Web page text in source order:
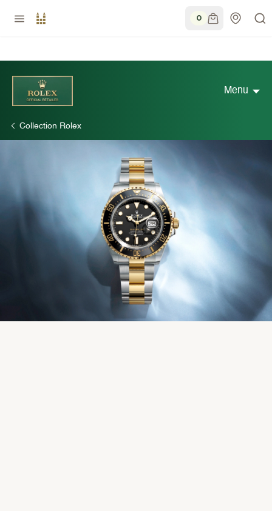
0
Menu
Nouveaux modèles 2026
Accessoires Rolex
Savoir-faire horloger
Oyster Story
Collection Rolex